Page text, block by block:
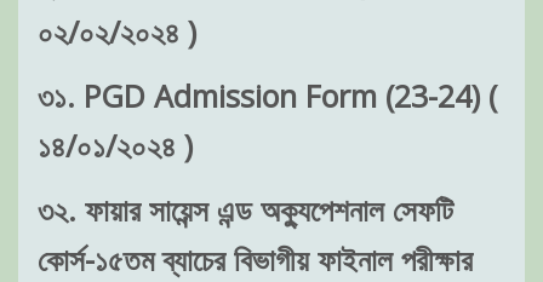
০২/০২/২০২৪ )
৩১. PGD Admission Form (23-24) (
১৪/০১/২০২৪ )
৩২. ফায়ার সায়েন্স এন্ড অক্যুপেশনাল সেফটি
কোর্স-১৫তম ব্যাচের বিভাগীয় ফাইনাল পরীক্ষার